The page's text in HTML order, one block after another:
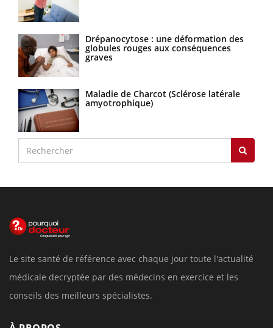
Drépanocytose : une déformation des
globules rouges aux conséquences
graves
Maladie de Charcot (Sclérose latérale
amyotrophique)
Le site santé de référence avec chaque jour toute l'actualité
médicale decryptée par des médecins en exercice et les
conseils des meilleurs spécialistes.